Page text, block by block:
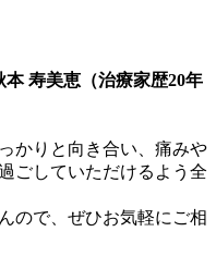
寿美恵（治療家歴20年
かりと向き合い、痛みや
ごしていただけるよう全
ので、ぜひお気軽にご相